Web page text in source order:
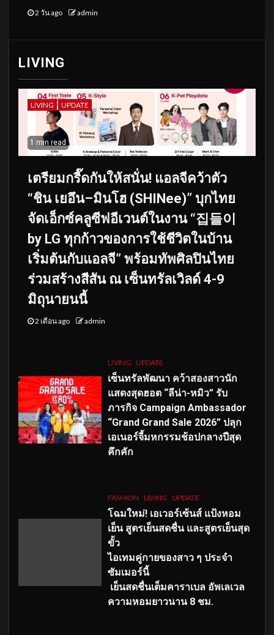
2 วัน ago admin
LIVING
LIVING UPDATE
1 min read
เตรียมกรี๊ดกันให้สนั่น! แอลจีคว้าตัว
“ชิน เยอึน–มินโฮ (SHINee)” บุกไทย
จัดเอ็กซ์คลูซีฟอีเวนต์ในงาน “집들이
by LG ทุกก้าวของการใช้ชีวิตในบ้าน
เริ่มต้นกับแอลจี” พร้อมทัพศิลปินไทย
ร่วมสร้างสีสัน ณ เซ็นทรัลเวิลด์ 4-9
มิถุนายนนี้
2 เดือน ago admin
LIVING UPDATE
เซ็นทรัลพัฒนา คว้าสองสาวนัก
แสดงสุดฮอต “ลีน่า-หมิว” รับ
ภารกิจ Campaign Ambassador
“Grand Grand Sale 2026” ปลุก
เอเนอร์จี้มหกรรมช้อปกลางปีสุด
คึกคัก
FASHION LIVING UPDATE
โฉมใหม่! เอเวอร์เซ้นส์ แป้งหอม
เย็น สูตรเย็นสดชื่น และสูตรเย็นสุด
ขั้ว
ไอเทมคู่กายของสาว ๆ ประจำ
ซัมเมอร์นี้
เย็นสดชื่นเต็มคาราเบล อัพเลเวล
ความหอมยาวนาน 8 ชม.